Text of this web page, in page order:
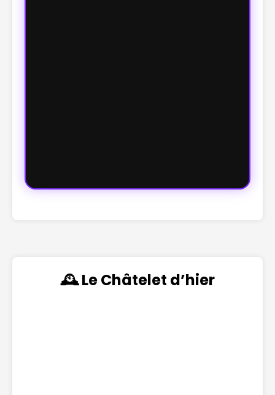
🕰️ Le Châtelet d’hier